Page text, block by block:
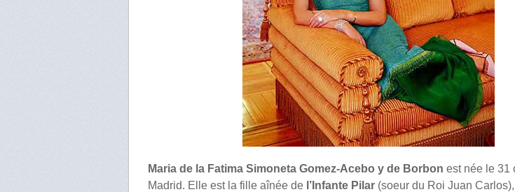
Maria de la Fatima Simoneta Gomez-Acebo y de Borbon est née le 31
Madrid. Elle est la fille aînée de l’Infante Pilar (soeur du Roi Juan